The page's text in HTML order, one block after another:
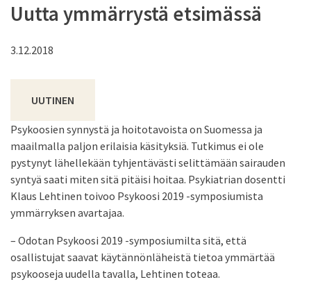
Uutta ymmärrystä etsimässä
3.12.2018
UUTINEN
Psykoosien synnystä ja hoitotavoista on Suomessa ja
maailmalla paljon erilaisia käsityksiä. Tutkimus ei ole
pystynyt lähellekään tyhjentävästi selittämään sairauden
syntyä saati miten sitä pitäisi hoitaa. Psykiatrian dosentti
Klaus Lehtinen toivoo Psykoosi 2019 -symposiumista
ymmärryksen avartajaa.
– Odotan Psykoosi 2019 -symposiumilta sitä, että
osallistujat saavat käytännönläheistä tietoa ymmärtää
psykooseja uudella tavalla, Lehtinen toteaa.